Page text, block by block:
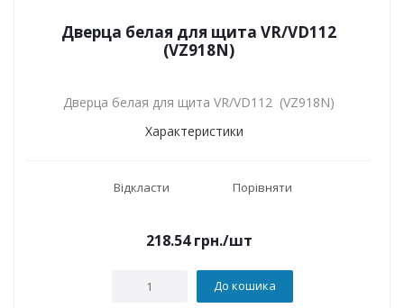
Дверца белая для щита VR/VD112
(VZ918N)
Дверца белая для щита VR/VD112 (VZ918N)
Характеристики
Відкласти Порівняти
218.54грн./шт
До кошика